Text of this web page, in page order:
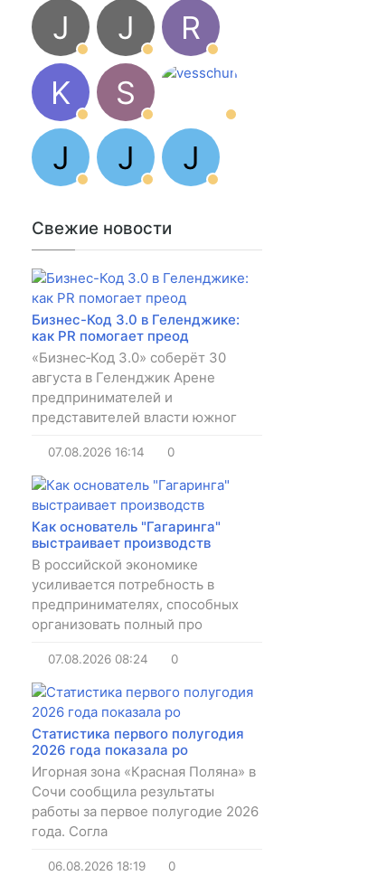
J
J
R
K
S
J
J J
Свежие новости
Бизнес-Код 3.0 в Геленджике:
как PR помогает преод
«Бизнес‑Код 3.0» соберёт 30
августа в Геленджик Арене
предпринимателей и
представителей власти южног
07.08.2026 16:14 0
Как основатель "Гагаринга"
выстраивает производств
В российской экономике
усиливается потребность в
предпринимателях, способных
организовать полный про
07.08.2026 08:24 0
Статистика первого полугодия
2026 года показала ро
Игорная зона «Красная Поляна» в
Сочи сообщила результаты
работы за первое полугодие 2026
года. Согла
06.08.2026 18:19 0